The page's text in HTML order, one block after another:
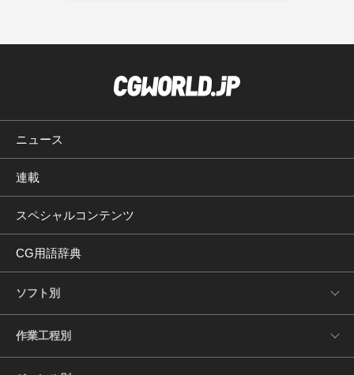
ニュース
連載
スペシャルコンテンツ
CG用語辞典
ソフト別
作業工程別